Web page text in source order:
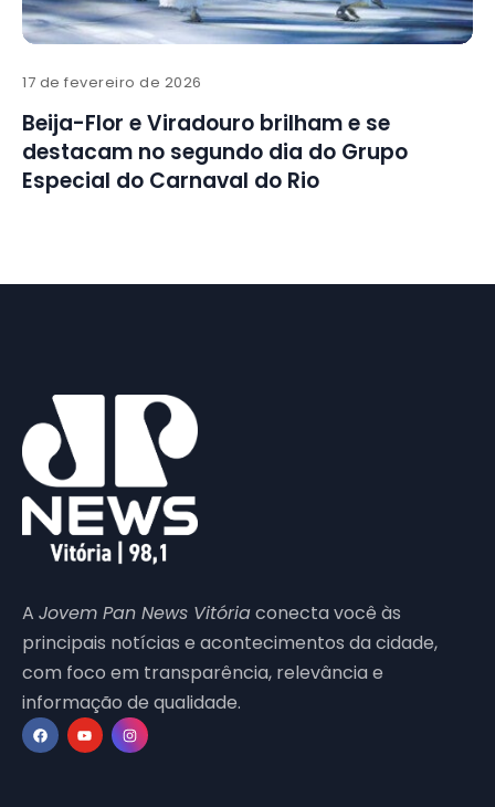
17 de fevereiro de 2026
Beija-Flor e Viradouro brilham e se
destacam no segundo dia do Grupo
Especial do Carnaval do Rio
A Jovem Pan News Vitóriaconecta você às
principais notícias e acontecimentos da cidade,
com foco em transparência, relevância e
informação de qualidade.